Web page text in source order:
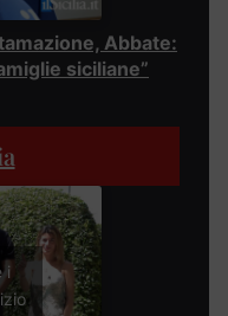
Abbate:
siciliane”
i